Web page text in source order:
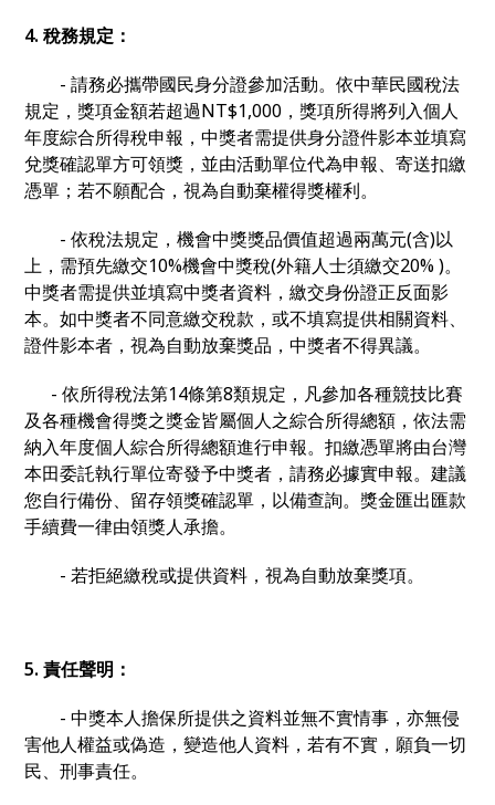
4. 稅務規定：
- 請務必攜帶國民身分證參加活動。依中華民國稅法
規定，獎項金額若超過NT$1,000，獎項所得將列入個人
年度綜合所得稅申報，中獎者需提供身分證件影本並填寫
兌獎確認單方可領獎，並由活動單位代為申報、寄送扣繳
憑單；若不願配合，視為自動棄權得獎權利。
- 依稅法規定，機會中獎獎品價值超過兩萬元(含)以
上，需預先繳交10%機會中獎稅(外籍人士須繳交20% )。
中獎者需提供並填寫中獎者資料，繳交身份證正反面影
本。如中獎者不同意繳交稅款，或不填寫提供相關資料、
證件影本者，視為自動放棄獎品，中獎者不得異議。
- 依所得稅法第14條第8類規定，凡參加各種競技比賽
及各種機會得獎之獎金皆屬個人之綜合所得總額，依法需
納入年度個人綜合所得總額進行申報。扣繳憑單將由台灣
本田委託執行單位寄發予中獎者，請務必據實申報。建議
您自行備份、留存領獎確認單，以備查詢。獎金匯出匯款
手續費一律由領獎人承擔。
- 若拒絕繳稅或提供資料，視為自動放棄獎項。
5. 責任聲明：
- 中獎本人擔保所提供之資料並無不實情事，亦無侵
害他人權益或偽造，變造他人資料，若有不實，願負一切
民、刑事責任。